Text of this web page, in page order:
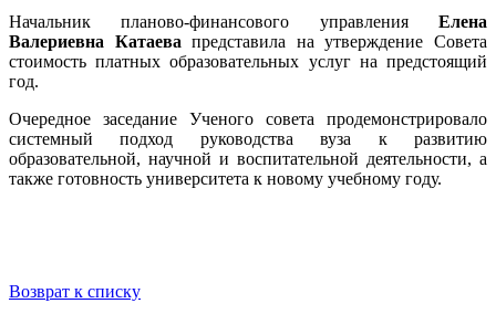
Начальник планово-финансового управления Елена
Валериевна Катаева представила на утверждение Совета
стоимость платных образовательных услуг на предстоящий
год.
Очередное заседание Ученого совета продемонстрировало
системный подход руководства вуза к развитию
образовательной, научной и воспитательной деятельности, а
также готовность университета к новому учебному году.
Возврат к списку